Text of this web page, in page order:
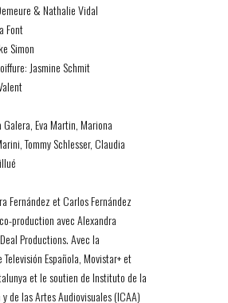
& Nathalie Vidal
Font
Simon
Jasmine Schmit
Eva Martin, Mariona
Tommy Schlesser, Claudia
Fernández et Carlos Fernández
production avec Alexandra
Productions. Avec la
Española, Movistar+ et
et le soutien de Instituto de la
de las Artes Audiovisuales (ICAA)